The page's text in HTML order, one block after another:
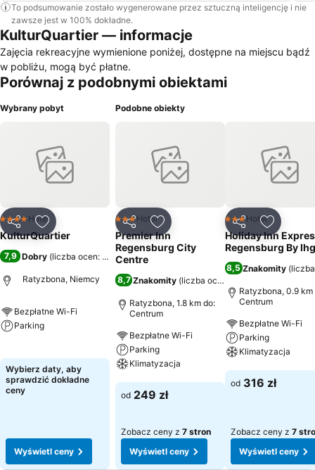
To podsumowanie zostało wygenerowane przez sztuczną inteligencję i nie
zawsze jest w 100% dokładne.
KulturQuartier — informacje
Zajęcia rekreacyjne wymienione poniżej, dostępne na miejscu bądź
w pobliżu, mogą być płatne.
Porównaj z podobnymi obiektami
Wybrany pobyt
UdostępnijDodaj do ulubionych
4 Kategoria
Hotel
KulturQuartier
7,9 Dobry (liczba ocen: 331)
Ratyzbona, Niemcy
Bezpłatne Wi-Fi
Parking
Wybierz daty, aby
sprawdzić dokładne
ceny
Wyświetl ceny
Podobne obiekty
UdostępnijDodaj do ulubionych
3 Kategoria
Hotel
Premier Inn
Regensburg City
Centre
8,7 Znakomity (liczba ocen: 9104
Ratyzbona, 1.8 km do:
Centrum
Bezpłatne Wi-Fi
Parking
Klimatyzacja
Wyświetl ceny
od 249 zł
Zobacz ceny z 7 stron
Wyświetl ceny
UdostępnijDodaj
3 Kategoria
Hotel
Holiday Inn
Regensburg By Ihg
8,5 Znakomity (
Ratyzbona, 0.9 km
Centrum
Bezpłatne Wi-Fi
Parking
Klimatyzacja
Wyświetl ceny
od 316 zł
Zobacz ceny z 7
Wyświetl ceny